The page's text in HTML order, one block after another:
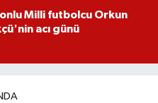
Milli futbolcu Orkun
acı günü